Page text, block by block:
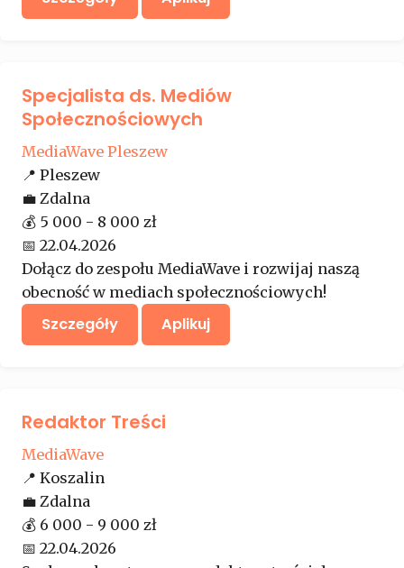
Specjalista ds. Mediów
Społecznościowych
MediaWave Pleszew
📍 Pleszew
💼 Zdalna
💰 5 000 - 8 000 zł
📅 22.04.2026
Dołącz do zespołu MediaWave i rozwijaj naszą
obecność w mediach społecznościowych!
Szczegóły Aplikuj
Redaktor Treści
MediaWave
📍 Koszalin
💼 Zdalna
💰 6 000 - 9 000 zł
📅 22.04.2026